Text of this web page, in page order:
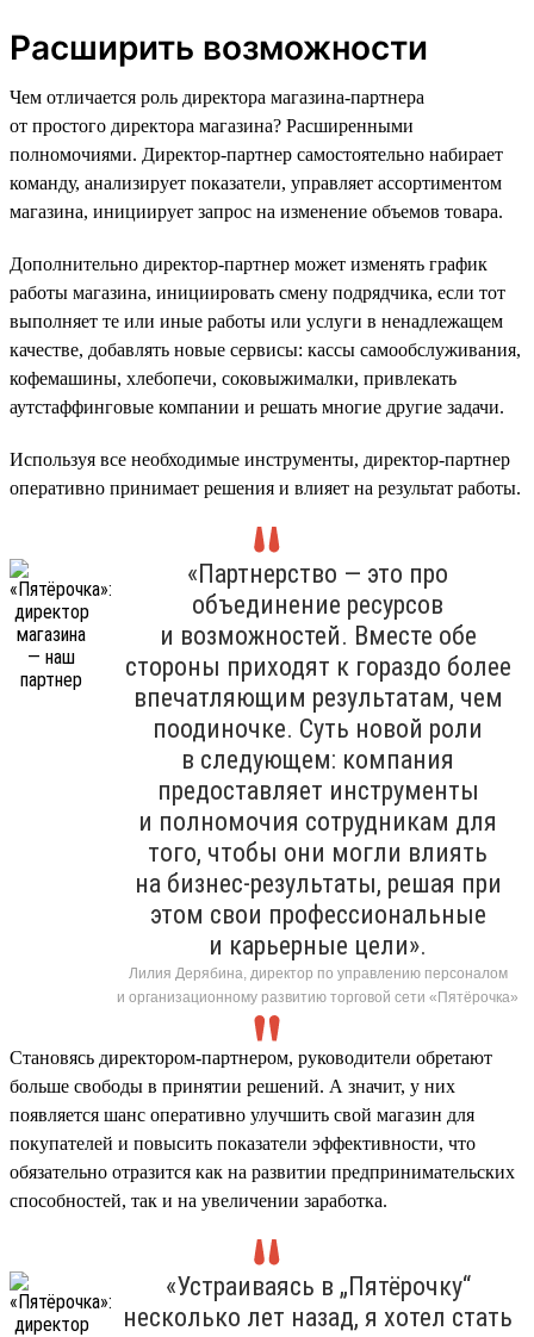
Расширить возможности
Чем отличается роль директора магазина-партнера
от простого директора магазина? Расширенными
полномочиями. Директор-партнер самостоятельно набирает
команду, анализирует показатели, управляет ассортиментом
магазина, инициирует запрос на изменение объемов товара.
Дополнительно директор-партнер может изменять график
работы магазина, инициировать смену подрядчика, если тот
выполняет те или иные работы или услуги в ненадлежащем
качестве, добавлять новые сервисы: кассы самообслуживания,
кофемашины, хлебопечи, соковыжималки, привлекать
аутстаффинговые компании и решать многие другие задачи.
Используя все необходимые инструменты, директор-партнер
оперативно принимает решения и влияет на результат работы.
«Партнерство — это про
объединение ресурсов
и возможностей. Вместе обе
стороны приходят к гораздо более
впечатляющим результатам, чем
поодиночке. Суть новой роли
в следующем: компания
предоставляет инструменты
и полномочия сотрудникам для
того, чтобы они могли влиять
на бизнес-результаты, решая при
этом свои профессиональные
и карьерные цели».
Лилия Дерябина, директор по управлению персоналом
и организационному развитию торговой сети «Пятёрочка»
Становясь директором-партнером, руководители обретают
больше свободы в принятии решений. А значит, у них
появляется шанс оперативно улучшить свой магазин для
покупателей и повысить показатели эффективности, что
обязательно отразится как на развитии предпринимательских
способностей, так и на увеличении заработка.
«Устраиваясь в „Пятёрочку“
несколько лет назад, я хотел стать